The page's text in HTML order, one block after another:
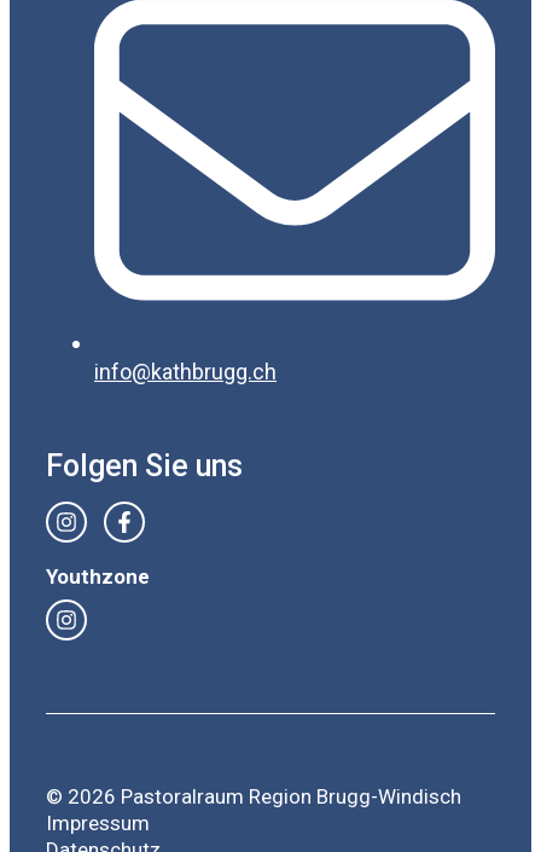
info@kathbrugg.ch
Folgen Sie uns
Youthzone
© 2026 Pastoralraum Region Brugg-Windisch
Impressum